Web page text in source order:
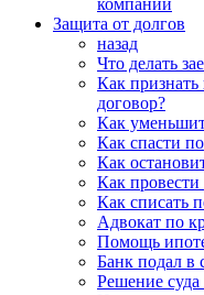
компаний
Защита от долгов
назад
Что делать
Как
договор?
Как
Как спасти
Как
Как провести
Как списать
Адвокат по
Помощь
Банк подал в
Решение суда